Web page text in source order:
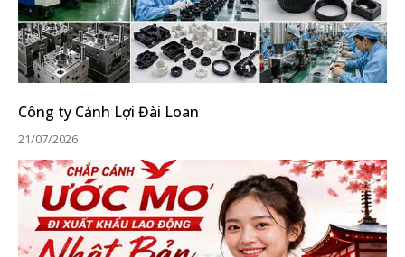
Công ty Cảnh Lợi Đài Loan
21/07/2026